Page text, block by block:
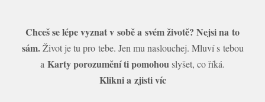
Chceš se lépe vyznat v sobě a svém životě? Nejsi na to
sám.Život je tu pro tebe. Jen mu naslouchej. Mluví s tebou
a Karty porozumění ti pomohouslyšet, co říká.
Klikni a zjisti víc